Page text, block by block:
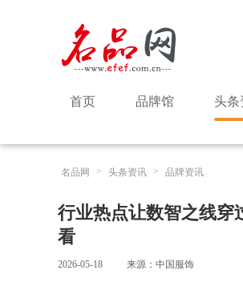
首页 品牌馆 头条
名品网 > 头条资讯 > 品牌资讯
行业热点让数智之线穿
看
2026-05-18 来源：中国服饰